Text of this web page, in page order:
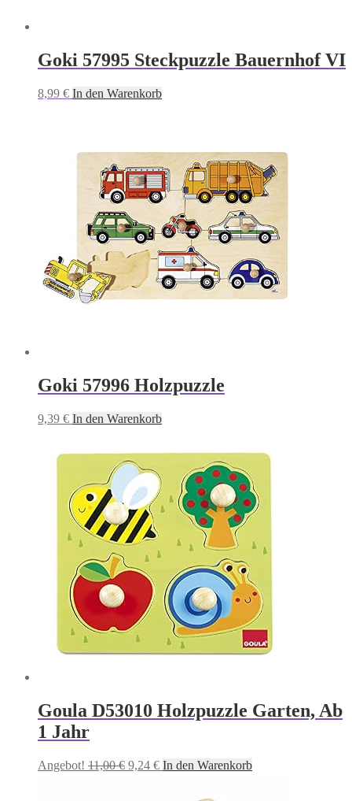
Goki 57995 Steckpuzzle Bauernhof VI
8,99 € In den Warenkorb
Goki 57996 Holzpuzzle
9,39 € In den Warenkorb
Goula D53010 Holzpuzzle Garten, Ab
1 Jahr
Angebot! 11,00€ Ursprünglicher
9,24 €Aktueller
In den Warenkorb